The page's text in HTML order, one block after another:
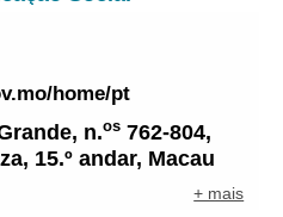
home/pt
n.os 762-804,
15.º andar, Macau
+ mais